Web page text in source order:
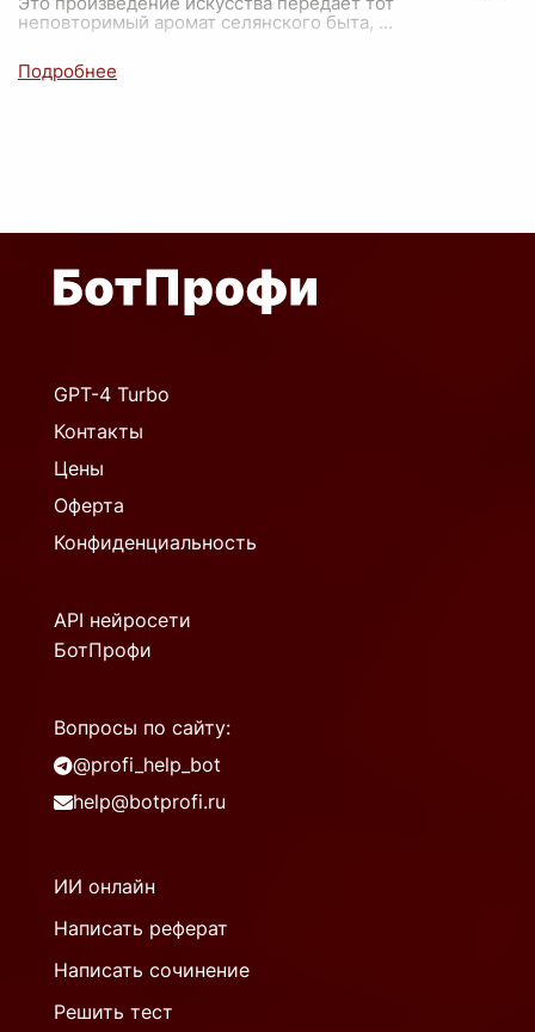
неповторимый аромат селянского быта, ...
GPT-4 Turbo
Контакты
Цены
Оферта
Конфиденциальность
API нейросети
БотПрофи
Вопросы по сайту:
@profi_help_bot
help@botprofi.ru
ИИ онлайн
Написать реферат
Написать сочинение
Решить тест